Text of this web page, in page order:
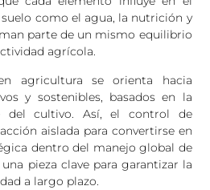
como el agua, la nutrición y
parte de un mismo equilibrio
agrícola.
agricultura se orienta hacia
y sostenibles, basados en la
del cultivo. Así, el control de
aislada para convertirse en
dentro del manejo global de
pieza clave para garantizar la
a largo plazo.